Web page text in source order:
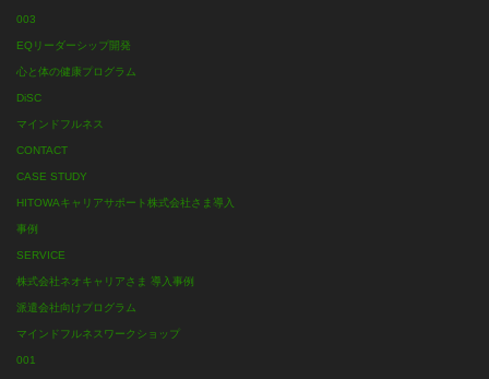
003
EQリーダーシップ開発
心と体の健康プログラム
DiSC
マインドフルネス
CONTACT
CASE STUDY
HITOWAキャリアサポート株式会社さま導入
事例
SERVICE
株式会社ネオキャリアさま 導入事例
派遣会社向けプログラム
マインドフルネスワークショップ
001